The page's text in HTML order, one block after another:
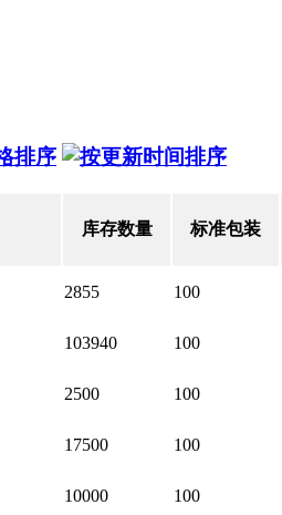
库存数量 标准包装
2855 100
103940 100
2500 100
17500 100
10000 100